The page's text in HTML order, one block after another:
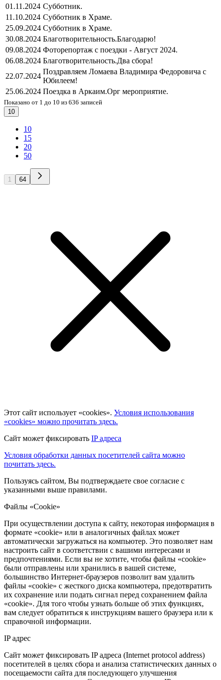
01.11.2024 Субботник.
11.10.2024 Субботник в Храме.
25.09.2024 Субботник в Храме.
30.08.2024 Благотворительность.Благодарю!
09.08.2024 Фоторепортаж с поездки - Август 2024.
06.08.2024 Благотворительность.Два сбора!
22.07.2024
Поздравляем Ломаева Владимира Федоровича с
Юбилеем!
25.06.2024 Поездка в Аркаим.Орг мероприятие.
Показано от 1 до 10 из 636 записей
10
10
15
20
50
1 64
Этот сайт использует «cookies». Условия использования
«cookies» можно прочитать здесь.
Сайт может фиксировать IP адреса
Условия обработки данных посетителей сайта можно
почитать здесь.
Пользуясь сайтом, Вы подтверждаете свое согласие с
указанными выше правилами.
Файлы «Cookie»
При осуществлении доступа к сайту, некоторая информация в
формате «cookie» или в аналогичных файлах может
автоматически загружаться на компьютер. Это позволяет нам
настроить сайт в соответствии с вашими интересами и
предпочтениями. Если вы не хотите, чтобы файлы «cookie»
были отправлены или хранились в вашей системе,
большинство Интернет-браузеров позволит вам удалить
файлы «cookie» с жесткого диска компьютера, предотвратить
их сохранение или подать сигнал перед сохранением файла
«cookie». Для того чтобы узнать больше об этих функциях,
вам следует обратиться к инструкциям вашего браузера или к
справочной информации.
IP адрес
Сайт может фиксировать IP адреса (Internet protocol address)
посетителей в целях сбора и анализа статистических данных о
посещаемости сайта для последующего улучшения